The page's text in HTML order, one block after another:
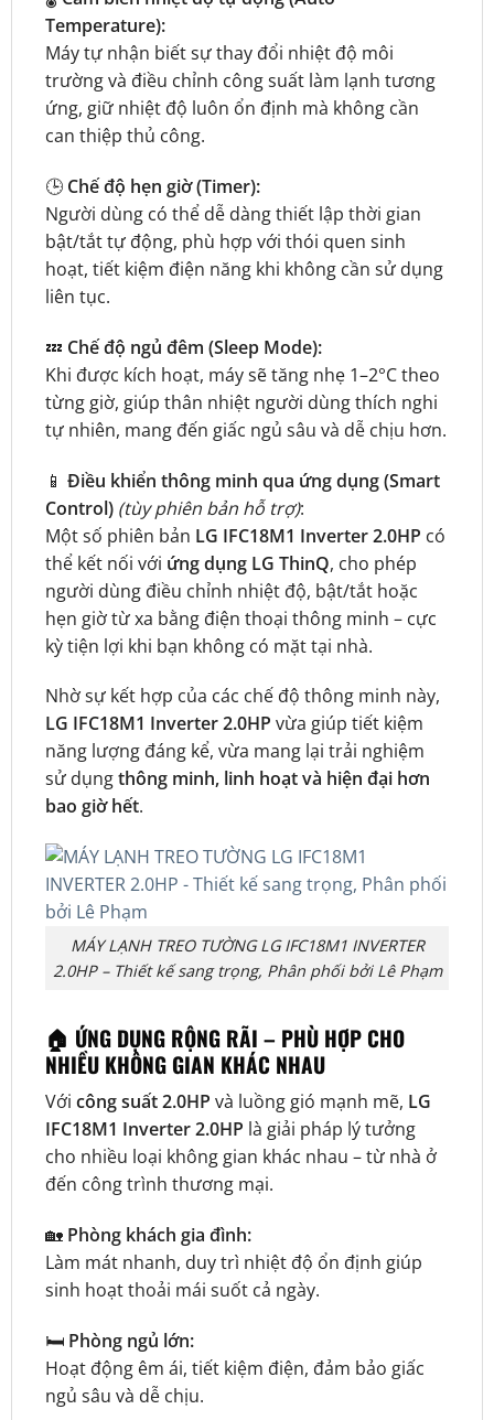
Temperature):
Máy tự nhận biết sự thay đổi nhiệt độ môi
trường và điều chỉnh công suất làm lạnh tương
ứng, giữ nhiệt độ luôn ổn định mà không cần
can thiệp thủ công.
🕒 Chế độ hẹn giờ (Timer):
Người dùng có thể dễ dàng thiết lập thời gian
bật/tắt tự động, phù hợp với thói quen sinh
hoạt, tiết kiệm điện năng khi không cần sử dụng
liên tục.
💤 Chế độ ngủ đêm (Sleep Mode):
Khi được kích hoạt, máy sẽ tăng nhẹ 1–2°C theo
từng giờ, giúp thân nhiệt người dùng thích nghi
tự nhiên, mang đến giấc ngủ sâu và dễ chịu hơn.
📱 Điều khiển thông minh qua ứng dụng (Smart
Control) (tùy phiên bản hỗ trợ):
Một số phiên bản LG IFC18M1 Inverter 2.0HP có
thể kết nối với ứng dụng LG ThinQ, cho phép
người dùng điều chỉnh nhiệt độ, bật/tắt hoặc
hẹn giờ từ xa bằng điện thoại thông minh – cực
kỳ tiện lợi khi bạn không có mặt tại nhà.
Nhờ sự kết hợp của các chế độ thông minh này,
LG IFC18M1 Inverter 2.0HP vừa giúp tiết kiệm
năng lượng đáng kể, vừa mang lại trải nghiệm
sử dụngthông minh, linh hoạt và hiện đại hơn
bao giờ hết.
MÁY LẠNH TREO TƯỜNG LG IFC18M1 INVERTER
2.0HP – Thiết kế sang trọng, Phân phối bởi Lê Phạm
🏠 ỨNG DỤNG RỘNG RÃI – PHÙ HỢP CHO
NHIỀU KHÔNG GIAN KHÁC NHAU
Với công suất 2.0HP và luồng gió mạnh mẽ, LG
IFC18M1 Inverter 2.0HP là giải pháp lý tưởng
cho nhiều loại không gian khác nhau – từ nhà ở
đến công trình thương mại.
🏡 Phòng khách gia đình:
Làm mát nhanh, duy trì nhiệt độ ổn định giúp
sinh hoạt thoải mái suốt cả ngày.
🛏️ Phòng ngủ lớn:
Hoạt động êm ái, tiết kiệm điện, đảm bảo giấc
ngủ sâu và dễ chịu.